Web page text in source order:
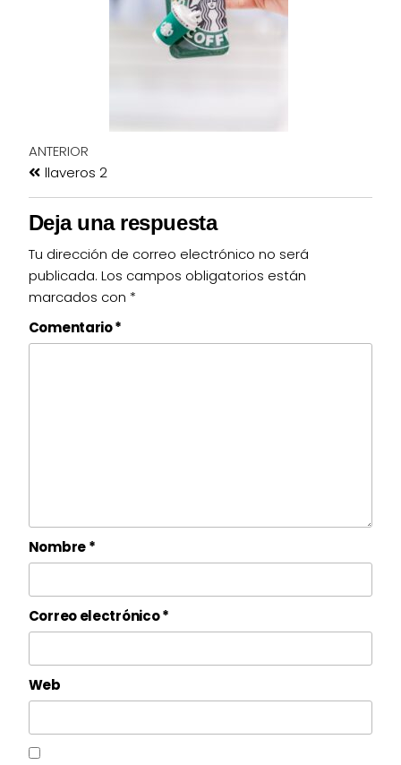
ANTERIOR
llaveros 2
Deja una respuesta
Tu dirección de correo electrónico no será
publicada. Los campos obligatorios están
marcados con *
Comentario*
Nombre*
Correo electrónico*
Web